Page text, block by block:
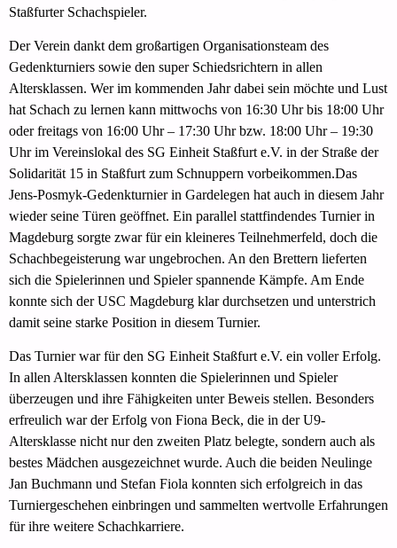
Staßfurter Schachspieler.
Der Verein dankt dem großartigen Organisationsteam des
Gedenkturniers sowie den super Schiedsrichtern in allen
Altersklassen. Wer im kommenden Jahr dabei sein möchte und Lust
hat Schach zu lernen kann mittwochs von 16:30 Uhr bis 18:00 Uhr
oder freitags von 16:00 Uhr – 17:30 Uhr bzw. 18:00 Uhr – 19:30
Uhr im Vereinslokal des SG Einheit Staßfurt e.V. in der Straße der
Solidarität 15 in Staßfurt zum Schnuppern vorbeikommen.Das
Jens-Posmyk-Gedenkturnier in Gardelegen hat auch in diesem Jahr
wieder seine Türen geöffnet. Ein parallel stattfindendes Turnier in
Magdeburg sorgte zwar für ein kleineres Teilnehmerfeld, doch die
Schachbegeisterung war ungebrochen. An den Brettern lieferten
sich die Spielerinnen und Spieler spannende Kämpfe. Am Ende
konnte sich der USC Magdeburg klar durchsetzen und unterstrich
damit seine starke Position in diesem Turnier.
Das Turnier war für den SG Einheit Staßfurt e.V. ein voller Erfolg.
In allen Altersklassen konnten die Spielerinnen und Spieler
überzeugen und ihre Fähigkeiten unter Beweis stellen. Besonders
erfreulich war der Erfolg von Fiona Beck, die in der U9-
Altersklasse nicht nur den zweiten Platz belegte, sondern auch als
bestes Mädchen ausgezeichnet wurde. Auch die beiden Neulinge
Jan Buchmann und Stefan Fiola konnten sich erfolgreich in das
Turniergeschehen einbringen und sammelten wertvolle Erfahrungen
für ihre weitere Schachkarriere.